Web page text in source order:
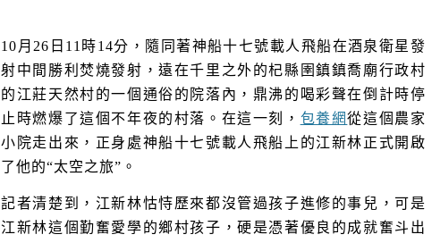
10月26日11時14分，隨同著神船十七號載人飛船在酒泉衛星發
射中間勝利焚燒發射，遠在千里之外的杞縣圉鎮鎮喬廟行政村
的江莊天然村的一個通俗的院落內，鼎沸的喝彩聲在倒計時停
止時燃爆了這個不年夜的村落。在這一刻， 包養網從這個農家
小院走出來，正身處神船十七號載人飛船上的江新林正式開啟
了他的“太空之旅”。
記者清楚到，江新林怙恃歷來都沒管過孩子進修的事兒，可是
江新林這個勤奮愛學的鄉村孩子，硬是憑著優良的成就奮斗出